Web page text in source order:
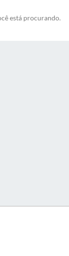
está procurando.